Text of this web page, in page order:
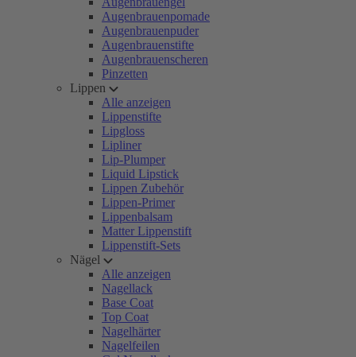
Augenbrauenpomade
Augenbrauenpuder
Augenbrauenstifte
Augenbrauenscheren
Pinzetten
Lippen
Alle anzeigen
Lippenstifte
Lipgloss
Lipliner
Lip-Plumper
Liquid Lipstick
Lippen Zubehör
Lippen-Primer
Lippenbalsam
Matter Lippenstift
Lippenstift-Sets
Nägel
Alle anzeigen
Nagellack
Base Coat
Top Coat
Nagelhärter
Nagelfeilen